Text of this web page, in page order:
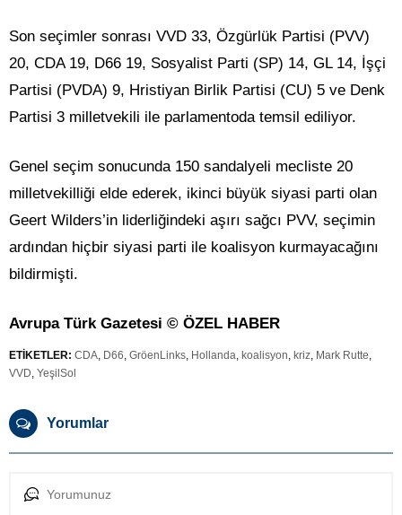
Son seçimler sonrası VVD 33, Özgürlük Partisi (PVV)
20, CDA 19, D66 19, Sosyalist Parti (SP) 14, GL 14, İşçi
Partisi (PVDA) 9, Hristiyan Birlik Partisi (CU) 5 ve Denk
Partisi 3 milletvekili ile parlamentoda temsil ediliyor.
Genel seçim sonucunda 150 sandalyeli mecliste 20
milletvekilliği elde ederek, ikinci büyük siyasi parti olan
Geert Wilders’in liderliğindeki aşırı sağcı PVV, seçimin
ardından hiçbir siyasi parti ile koalisyon kurmayacağını
bildirmişti.
Avrupa Türk Gazetesi © ÖZEL HABER
ETİKETLER: CDA, D66, GröenLinks, Hollanda, koalisyon, kriz, Mark Rutte,
VVD, YeşilSol
Yorumlar